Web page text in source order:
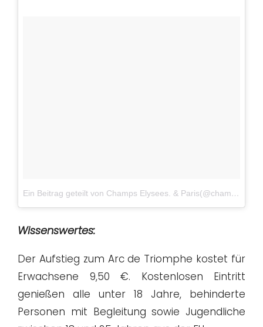
Ein Beitrag geteilt von Champs Elysees. & Paris(@champselysees_paris)
Wissenswertes:
Der Aufstieg zum Arc de Triomphe kostet für
Erwachsene 9,50 €. Kostenlosen Eintritt
genießen alle unter 18 Jahre, behinderte
Personen mit Begleitung sowie Jugendliche